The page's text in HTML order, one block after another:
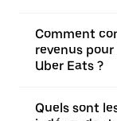
Comment
revenus
Uber Eats ?
Quels sont